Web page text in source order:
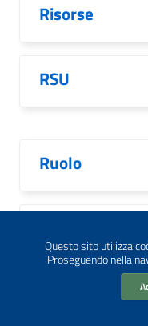
Questo sito utilizza
Proseguendo nella
Risorse
RSU
Ruolo